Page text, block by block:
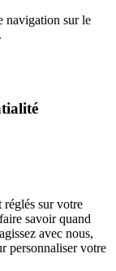
navigation sur le
réglés sur votre
savoir quand
avec nous,
personnaliser votre